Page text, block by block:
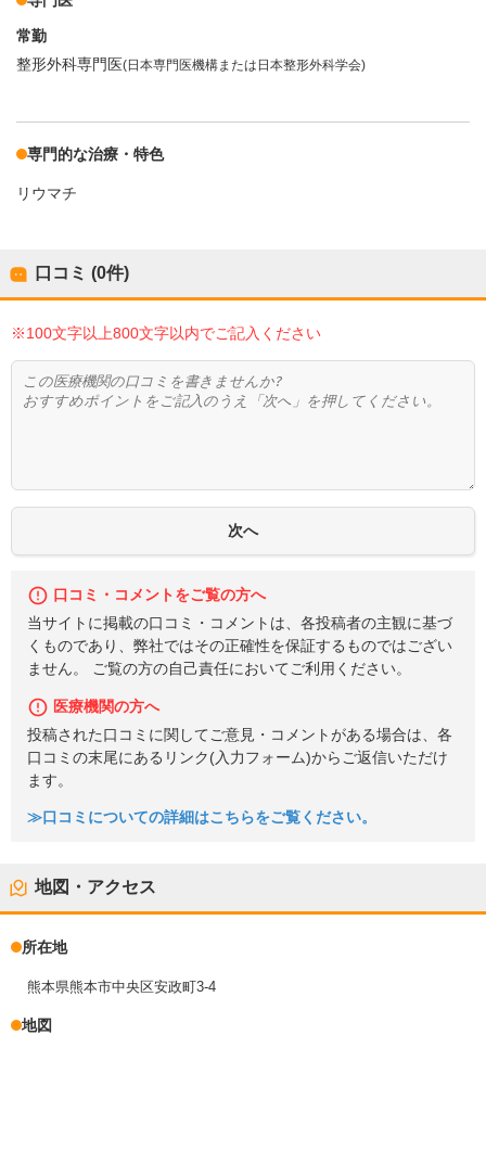
常勤
整形外科専門医(日本専門医機構または日本整形外科学会)
専門的な治療・特色
リウマチ
口コミ (0件)
※100文字以上800文字以内でご記入ください
口コミ・コメントをご覧の方へ
当サイトに掲載の口コミ・コメントは、各投稿者の主観に基づ
くものであり、弊社ではその正確性を保証するものではござい
ません。 ご覧の方の自己責任においてご利用ください。
医療機関の方へ
投稿された口コミに関してご意見・コメントがある場合は、各
口コミの末尾にあるリンク(入力フォーム)からご返信いただけ
ます。
≫口コミについての詳細はこちらをご覧ください。
地図・アクセス
所在地
熊本県熊本市中央区安政町3-4
地図